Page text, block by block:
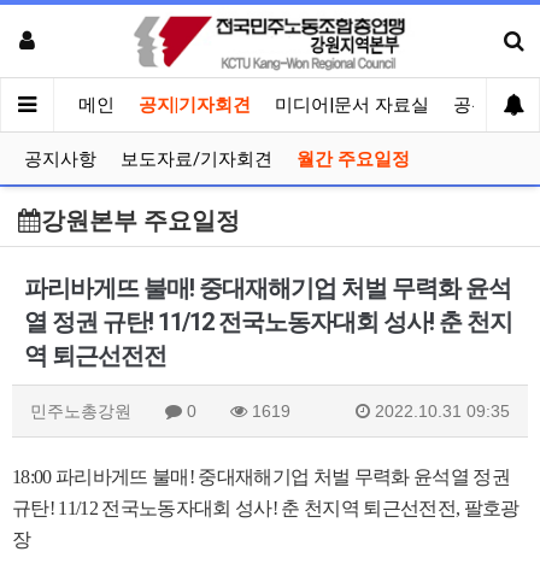
메인 공지|기자회견 미디어|문서 자료실 공유게시
공지사항 보도자료/기자회견 월간 주요일정
강원본부 주요일정
파리바게뜨 불매! 중대재해기업 처벌 무력화 윤석
열 정권 규탄! 11/12 전국노동자대회 성사! 춘 천지
역 퇴근선전전
민주노총강원 0 1619 2022.10.31 09:35
18:00 파리바게뜨 불매 ! 중대재해기업 처벌 무력화 윤석열 정권
규탄! 11/12 전국노동자대회 성사! 춘 천지역 퇴근선전전, 팔호광
장